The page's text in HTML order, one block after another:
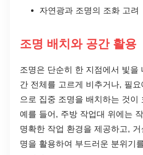
자연광과 조명의 조화 고려
조명 배치와 공간 활용
조명은 단순히 한 지점에서 빛을
간 전체를 고르게 비추거나, 필
으로 집중 조명을 배치하는 것이
예를 들어, 주방 작업대 위에는
명확한 작업 환경을 제공하고,
명을 활용하여 부드러운 분위기